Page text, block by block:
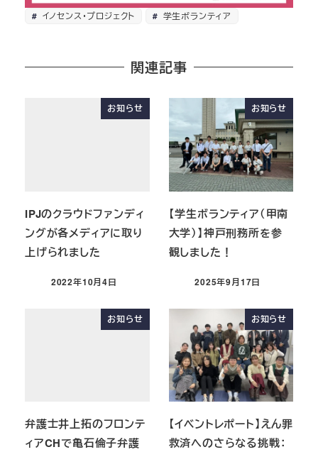
イノセンス・プロジェクト 学生ボランティア
関連記事
お知らせ
IPJのクラウドファンディ
ングが各メディアに取り
上げられました
2022年10月4日
お知らせ
【学生ボランティア（甲南
大学）】神戸刑務所を参
観しました！
2025年9月17日
お知らせ
弁護士井上拓のフロンテ
ィアCHで亀石倫子弁護
お知らせ
【イベントレポート】えん罪
救済へのさらなる挑戦：